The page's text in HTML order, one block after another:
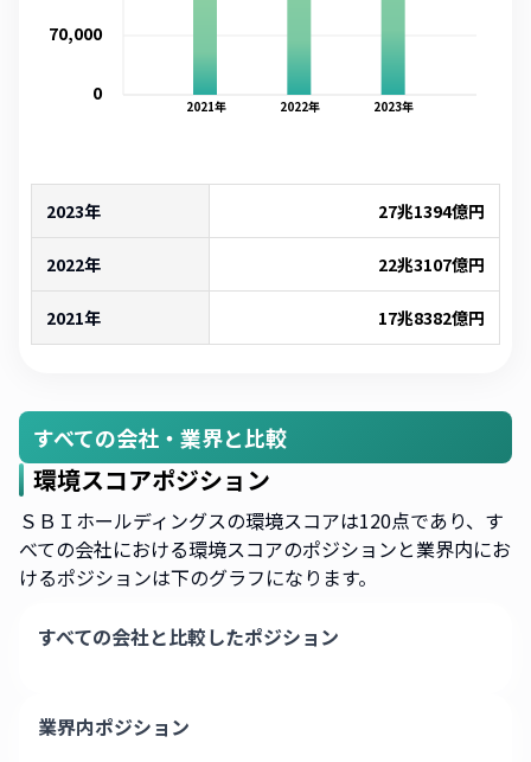
2021年 2022年 2023年
0
70,000
2023年 27兆1394億円
2022年 22兆3107億円
2021年 17兆8382億円
すべての会社・業界と比較
環境スコアポジション
ＳＢＩホールディングスの環境スコアは120点であり、す
べての会社における環境スコアのポジションと業界内にお
けるポジションは下のグラフになります。
すべての会社と比較したポジション
業界内ポジション